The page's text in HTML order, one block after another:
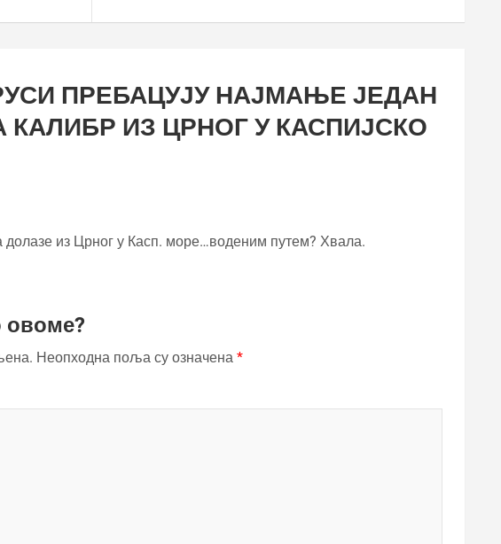
ПРЕБАЦУЈУ НАЈМАЊЕ ЈЕДАН
КАЛИБР ИЗ ЦРНОГ У КАСПИЈСКО
долазе из Црног у Касп. море…воденим путем? Хвала.
овоме?
Неопходна поља су означена *